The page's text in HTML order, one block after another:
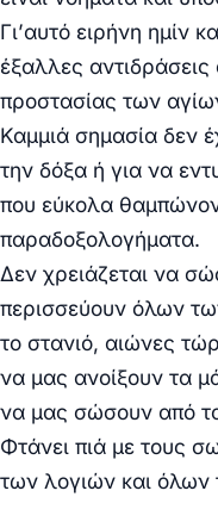
Γι’αυτό ειρήνη ημίν
έξαλλες αντιδράσεις
προστασίας των
Καμμιά σημασία δεν
την δόξα ή για να
που εύκολα
παραδοξολογήματα.
Δεν χρειάζεται να
περισσεύουν όλων
το στανιό, αιώνες
να μας ανοίξουν τα
να μας σώσουν από
Φτάνει πιά με τους
των λογιών και